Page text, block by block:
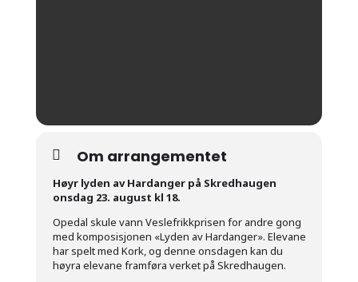
Om arrangementet
Høyr lyden av Hardanger på Skredhaugen
onsdag 23. august kl 18.
Opedal skule vann Veslefrikkprisen for andre gong
med komposisjonen «Lyden av Hardanger». Elevane
har spelt med Kork, og denne onsdagen kan du
høyra elevane framføra verket på Skredhaugen.